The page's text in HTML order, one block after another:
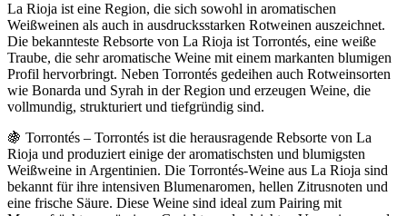
La Rioja ist eine Region, die sich sowohl in aromatischen
Weißweinen als auch in ausdrucksstarken Rotweinen auszeichnet.
Die bekannteste Rebsorte von La Rioja ist Torrontés, eine weiße
Traube, die sehr aromatische Weine mit einem markanten blumigen
Profil hervorbringt. Neben Torrontés gedeihen auch Rotweinsorten
wie Bonarda und Syrah in der Region und erzeugen Weine, die
vollmundig, strukturiert und tiefgründig sind.
🍇 Torrontés – Torrontés ist die herausragende Rebsorte von La
Rioja und produziert einige der aromatischsten und blumigsten
Weißweine in Argentinien. Die Torrontés-Weine aus La Rioja sind
bekannt für ihre intensiven Blumenaromen, hellen Zitrusnoten und
eine frische Säure. Diese Weine sind ideal zum Pairing mit